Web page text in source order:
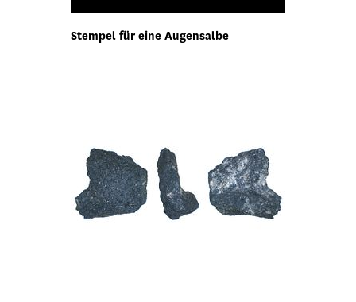
Stempel für eine Augensalbe